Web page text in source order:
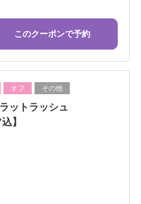
このクーポンで予約
オフ その他
ットラッシュ
】